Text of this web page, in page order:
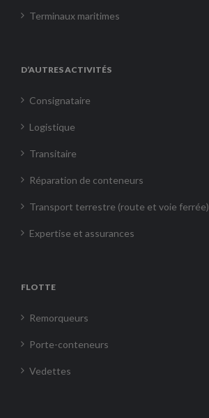
Terminaux maritimes
D’AUTRES ACTIVITÉS
Consignataire
Logistique
Transitaire
Réparation de conteneurs
Transport terrestre (route et voie ferrée)
Expertise et assurances
FLOTTE
Remorqueurs
Porte-conteneurs
Vedettes